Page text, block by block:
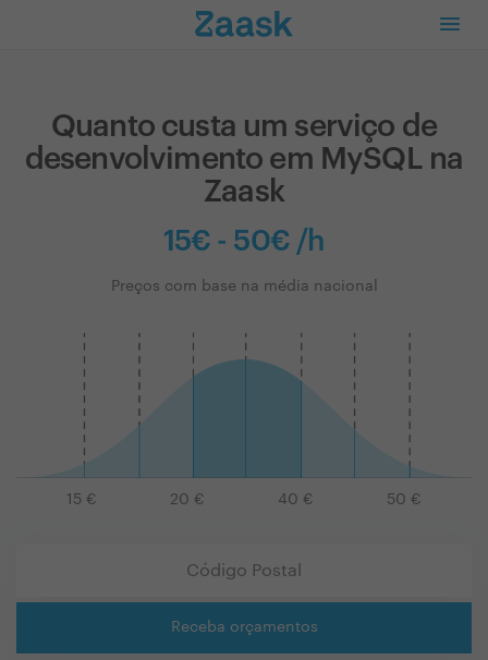
Quanto custa um serviço de
desenvolvimento em MySQL na
Zaask
15€ - 50€ /h
Preços com base na média nacional
15 € 20 € 40 € 50 €
Receba orçamentos